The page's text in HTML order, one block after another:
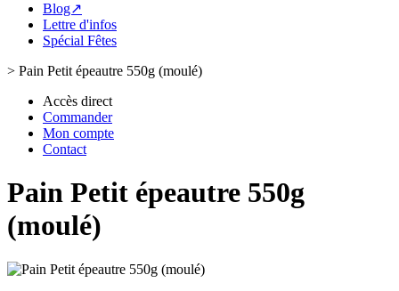
Blog↗
Lettre d'infos
Spécial Fêtes
> Pain Petit épeautre 550g (moulé)
Accès direct
Commander
Mon compte
Contact
Pain Petit épeautre 550g
(moulé)